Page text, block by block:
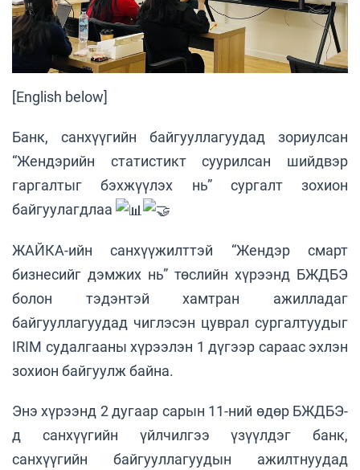
[English below]
Банк, санхүүгийн байгууллагуудад зориулсан
“Жендэрийн статистикт суурилсан шийдвэр
гаргалтыг бэхжүүлэх нь” сургалт зохион
байгуулагдлаа
ЖАЙКА-ийн санхүүжилттэй “Жендэр смарт
бизнесийг дэмжих нь” төслийн хүрээнд БЖДБЭ
болон тэдэнтэй хамтран ажилладаг
байгууллагуудад чиглэсэн цуврал сургалтуудыг
IRIM судалгааны хүрээлэн 1 дүгээр сараас эхлэн
зохион байгуулж байна.
Энэ хүрээнд 2 дугаар сарын 11-ний өдөр БЖДБЭ-
д санхүүгийн үйлчилгээ үзүүлдэг банк,
санхүүгийн байгууллагуудын ажилтнуудад